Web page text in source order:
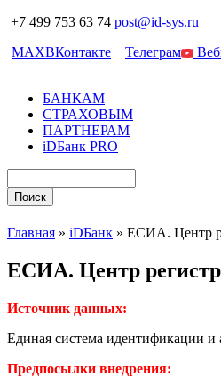
+7 499 753 63 74 post@id-sys.ru
MAXВКонтакте Телеграм
БАНКАМ
СТРАХОВЫМ
ПАРТНЕРАМ
iDБанк PRO
Главная » iDБанк » ЕСИА. Центр
ЕСИА. Центр
Источник данных:
Единая система идентификации
Предпосылки внедрения: